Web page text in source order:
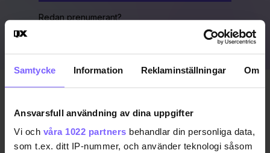
Samtycke Information Reklaminställningar Om
Ansvarsfull användning av dina uppgifter
Vi och våra 1022 partners behandlar din personliga data,
som t.ex. ditt IP-nummer, och använder teknologi såsom
Redan prenumerant?
Uppdaterad 2016-11-15
DELA DEN HÄR ARTIKELN